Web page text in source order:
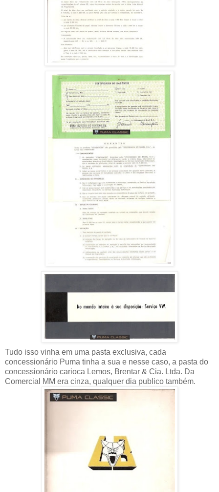
Tudo isso vinha em uma pasta exclusiva, cada
concessionário Puma tinha a sua e nesse caso, a pasta do
concessionário carioca Lemos, Brentar & Cia. Ltda. Da
Comercial MM era cinza, qualquer dia publico também.